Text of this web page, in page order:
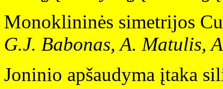
Monoklininės simetrijos
G.J. Babonas, A. Matulis,
Joninio apšaudyma įtaka